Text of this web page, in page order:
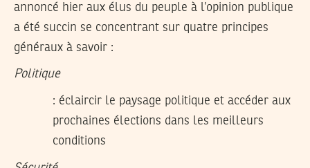
annoncé hier aux élus du peuple à l’opinion publique
a été succin se concentrant sur quatre principes
généraux à savoir :
Politique
: éclaircir le paysage politique et accéder aux
prochaines élections dans les meilleurs
conditions